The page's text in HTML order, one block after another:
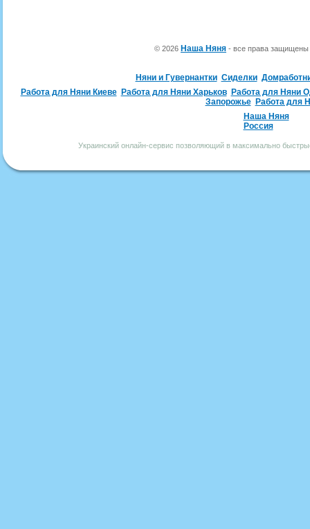
© 2026 Наша Няня - все права
Няни и Гувернантки Сиделки
Работа для Няни Киеве
Работа для Няни Харьков
Работа для Няни
Запорожье
Работа для
Наша Няня
Россия
Украинский онлайн-сервис позволяющий в максимально